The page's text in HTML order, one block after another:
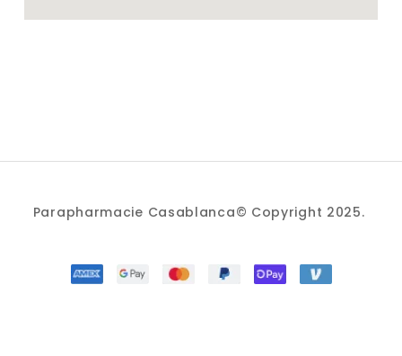
Parapharmacie Casablanca© Copyright 2025.